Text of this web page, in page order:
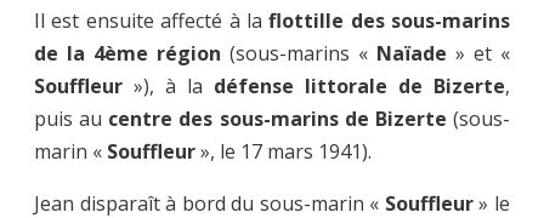
Il est ensuite affecté à laflottille des sous-marins
de la 4ème région (sous-marins « Naïade » et «
Souffleur »), à la défense littorale de Bizerte,
puis au centre des sous-marins de Bizerte(sous-
marin « Souffleur», le 17 mars 1941).
Jean disparaît à bord du sous-marin « Souffleur» le